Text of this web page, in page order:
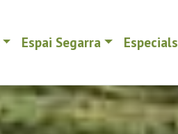
Espai Segarra Especials